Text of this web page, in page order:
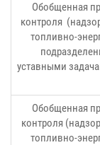
Обобщенная
контроля
топливно-
уставными
Обобщенная
контроля
топливно-